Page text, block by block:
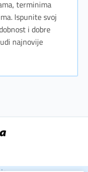
terminima
Ispunite svoj
i dobre
najnovije